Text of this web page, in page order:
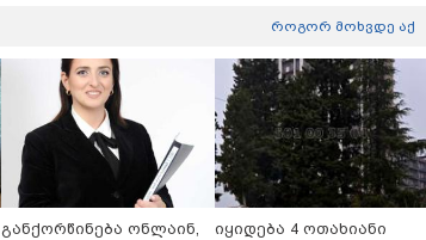
როგორ მოხვდე აქ
განქორწინება ონლაინ,
იყიდება 4 ოთახიანი